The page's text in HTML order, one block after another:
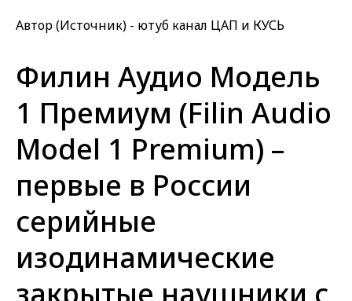
Автор (Источник) - ютуб канал ЦАП и КУСЬ
Филин Аудио Модель
1 Премиум (Filin Audio
Model 1 Premium) –
первые в России
серийные
изодинамические